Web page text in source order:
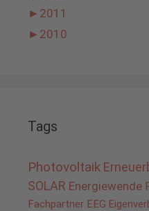
► 2011
► 2010
Tags
Photovoltaik
SOLAR Energiewende
Fachpartner EEG